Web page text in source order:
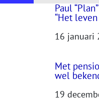
Paul
“Het
16 januari
Met
wel
19